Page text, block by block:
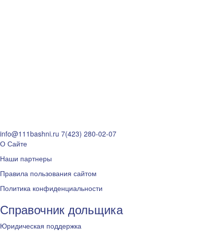
info@111bashni.ru 7(423) 280-02-07
О Сайте
Наши партнеры
Правила пользования сайтом
Политика конфиденциальности
Справочник дольщика
Юридическая поддержка